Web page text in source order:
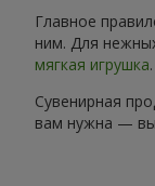
Главное
ним. Для
мягкая игрушка
Сувенирная
вам нужна —